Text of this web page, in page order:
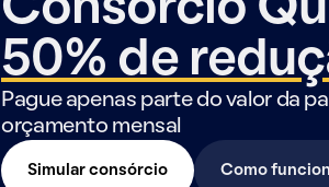
Consórcio
50% de
Pague apenas parte do valor da
orçamento mensal
Simular consórcio Como